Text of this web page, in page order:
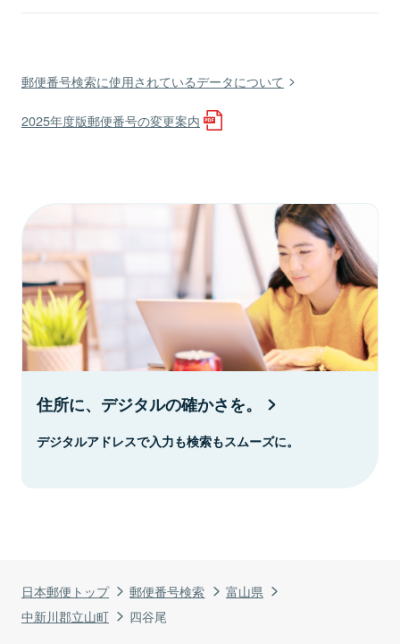
日本郵便トップ 郵便番号検索
富山県
中新川郡立山町
四谷尾
郵便番号検索に使用されているデータについて
2025年度版郵便番号の変更案内
住所に、デジタルの確かさを。
デジタルアドレスで入力も検索もスムーズに。